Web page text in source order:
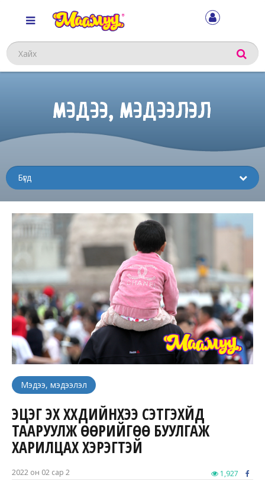
Хайх
МЭДЭЭ, МЭДЭЭЛЭЛ
Мэдээ, мэдээлэл
ЭЦЭГ ЭХ ХҮҮХДИЙНХЭЭ СЭТГЭХҮЙД
ТААРУУЛЖ ӨӨРИЙГӨӨ БУУЛГАЖ
ХАРИЛЦАХ ХЭРЭГТЭЙ
2022 он 02 сар 2 1,927